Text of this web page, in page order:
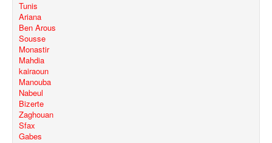
Tunis
Ariana
Ben Arous
Sousse
Monastir
Mahdia
kairaoun
Manouba
Nabeul
Bizerte
Zaghouan
Sfax
Gabes